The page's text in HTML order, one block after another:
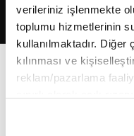
verileriniz işlenmekte
toplumu hizmetlerinin
kullanılmaktadır.
kılınması ve
reklam/pazarlama
belirleyebilirsiniz.